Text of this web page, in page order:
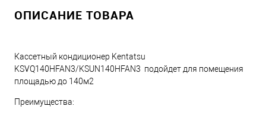
ОПИСАНИЕ ТОВАРА
Кассетный кондиционер Kentatsu
KSVQ140HFAN3/KSUN140HFAN3 подойдет для помещения
площадью до 140м2
Преимущества: